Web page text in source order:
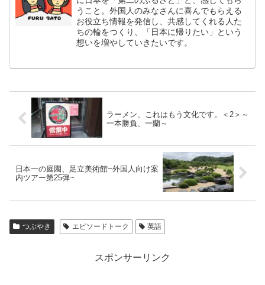
うこと。外国人のみなさんに喜んでもらえる
お役立ち情報を発信し、共感してくれる人た
ちの輪をつくり、「日本に帰りたい」という
想いを増やしていきたいです。
ラーメン、これはもう文化です。＜2＞～
一本勝負、一蘭～
日本一の庭園、足立美術館~外国人向け案
内ツアー第25弾~
つぶやき エピソードトーク 英語
スポンサーリンク